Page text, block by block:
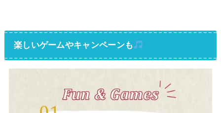
楽しいゲームやキャンペーンも